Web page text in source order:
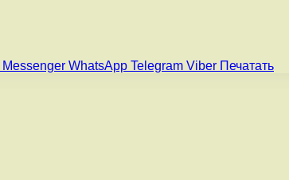
Messenger WhatsApp Telegram Viber Печатать